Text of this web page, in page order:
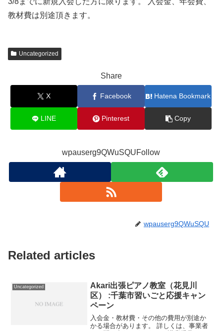
教材費は別途頂きます。
Uncategorized
Share
X Facebook Hatena Bookmark
LINE Pinterest Copy
wpauserg9QWuSQUFollow
wpauserg9QWuSQU
Related articles
Uncategorized
Akari出張ピアノ教室（花見川
区） :千葉市習いごと応援キャン
ペーン
入会金・教材費・その他の費用が別途か
かる場合があります。 詳しくは、事業者